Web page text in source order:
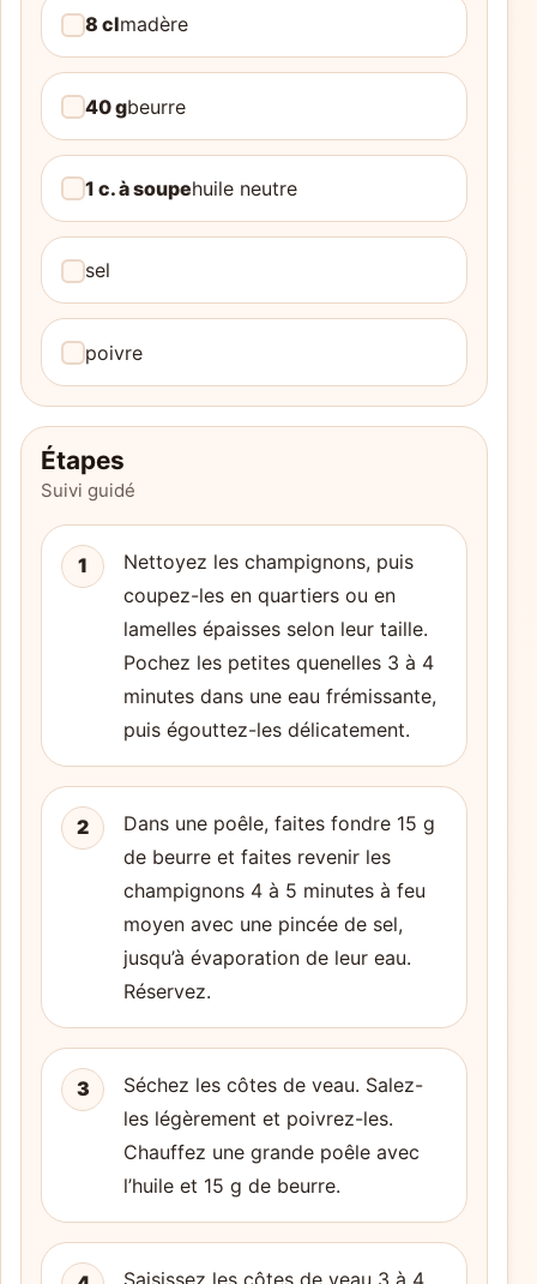
8 clmadère
40 gbeurre
1 c. à soupehuile neutre
sel
poivre
Étapes
Suivi guidé
1
Nettoyez les champignons, puis
coupez-les en quartiers ou en
lamelles épaisses selon leur taille.
Pochez les petites quenelles 3 à 4
minutes dans une eau frémissante,
puis égouttez-les délicatement.
2
Dans une poêle, faites fondre 15 g
de beurre et faites revenir les
champignons 4 à 5 minutes à feu
moyen avec une pincée de sel,
jusqu’à évaporation de leur eau.
Réservez.
3
Séchez les côtes de veau. Salez-
les légèrement et poivrez-les.
Chauffez une grande poêle avec
l’huile et 15 g de beurre.
Saisissez les côtes de veau 3 à 4